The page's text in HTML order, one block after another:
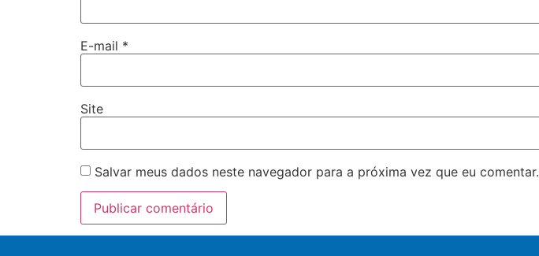
E-mail *
Site
Salvar meus dados neste navegador para a próxima vez que eu comentar.